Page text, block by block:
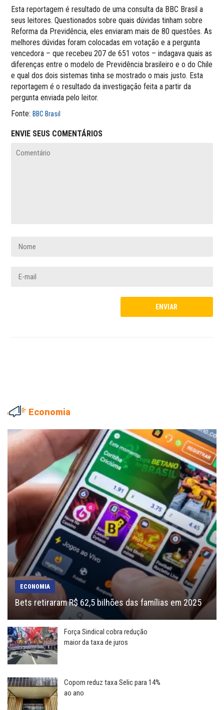
Esta reportagem é resultado de uma consulta da BBC Brasil a
seus leitores. Questionados sobre quais dúvidas tinham sobre
Reforma da Previdência, eles enviaram mais de 80 questões. As
melhores dúvidas foram colocadas em votação e a pergunta
vencedora – que recebeu 207 de 651 votos – indagava quais as
diferenças entre o modelo de Previdência brasileiro e o do Chile
e qual dos dois sistemas tinha se mostrado o mais justo. Esta
reportagem é o resultado da investigação feita a partir da
pergunta enviada pelo leitor.
Fonte:BBC Brasil
ENVIE SEUS COMENTÁRIOS
Economia
ECONOMIA
Bets retiraram R$ 62,5 bilhões das famílias em 2025
Força Sindical cobra redução
maior da taxa de juros
Copom reduz taxa Selic para 14%
ao ano